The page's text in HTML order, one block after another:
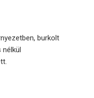
burkolt